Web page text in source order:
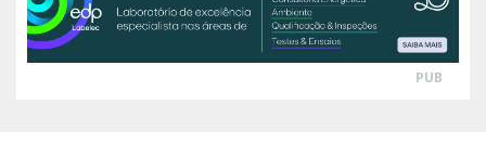
PUB